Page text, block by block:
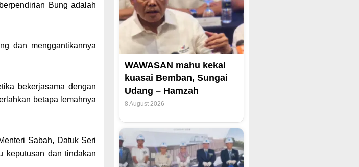
Bung adalah
dan menggantikannya
bekerjasama dengan
betapa lemahnya
Sabah, Datuk Seri
keputusan dan tindakan
WAWASAN mahu kekal
kuasai Bemban, Sungai
Udang – Hamzah
8 August 2026